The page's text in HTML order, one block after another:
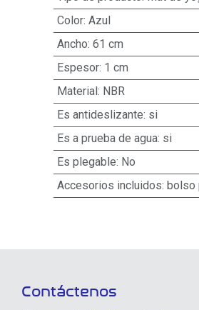
Color: Azul
Ancho: 61 cm
Espesor: 1 cm
Material: NBR
Es antideslizante: si
Es a prueba de agua: si
Es plegable: No
Accesorios incluidos: bolso
Contáctenos